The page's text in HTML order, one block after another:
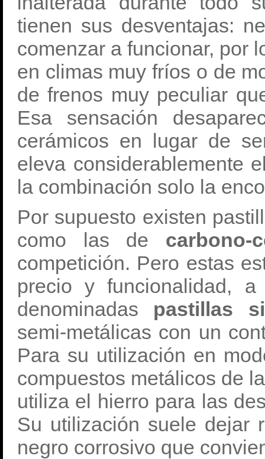
tienen sus desventajas:
comenzar a funcionar, por
en climas muy fríos o de
de frenos muy peculiar
Esa sensación
cerámicos en lugar de
eleva considerablemente
la combinación solo la
Por supuesto existen
como las de carbono-
competición. Pero estas
precio y funcionalidad,
denominadas pastillas
semi-metálicas con un
Para su utilización en
compuestos metálicos de
utiliza el hierro para las
Su utilización suele dejar
negro corrosivo que